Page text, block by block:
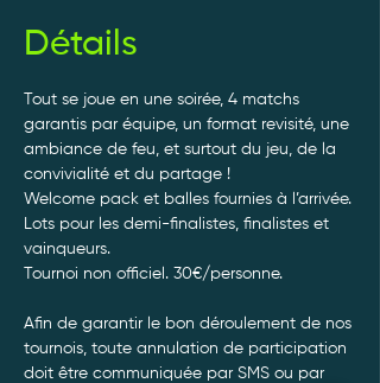
Détails
Tout se joue en une soirée, 4 matchs
garantis par équipe, un format revisité, une
ambiance de feu, et surtout du jeu, de la
convivialité et du partage !
Welcome pack et balles fournies à l’arrivée.
Lots pour les demi-finalistes, finalistes et
vainqueurs.
Tournoi non officiel. 30€/personne.
Afin de garantir le bon déroulement de nos
tournois, toute annulation de participation
doit être communiquée par SMS ou par